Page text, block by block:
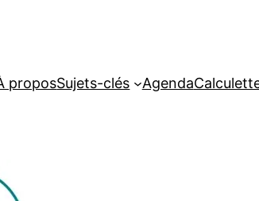
proposSujets-clés Agenda